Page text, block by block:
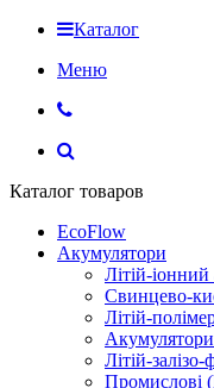
Каталог
Меню
Каталог товаров
EcoFlow
Акумулятори
Літій-
Свинцево-
Літій-
Літій-
Промислові